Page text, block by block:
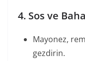
4. Sos ve
Mayonez,
gezdirin.